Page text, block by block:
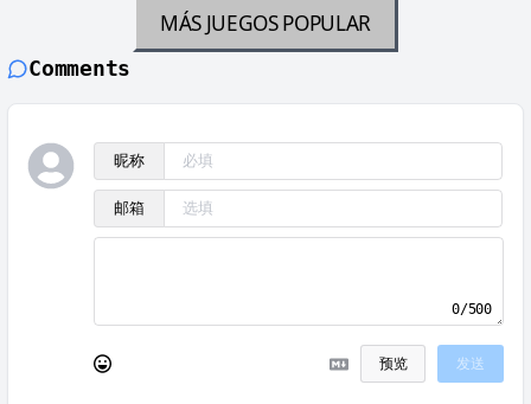
MÁS JUEGOSPOPULAR
Comments
昵称
邮箱
0/500
预览 发送